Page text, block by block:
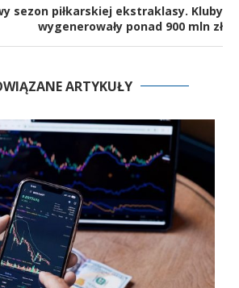
sezon piłkarskiej ekstraklasy. Kluby
wygenerowały ponad 900 mln zł
ARTYKUŁY